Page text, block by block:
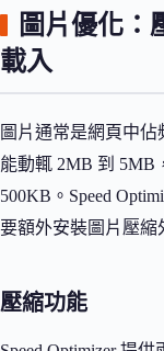
圖片優化：
載入
圖片通常是網頁中佔
能動輒 2MB 到 5MB
500KB。Speed
要額外安裝圖片壓縮
壓縮功能